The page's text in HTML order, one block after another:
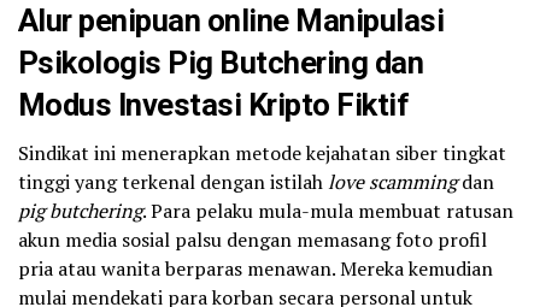
Alur penipuan online Manipulasi
Psikologis Pig Butchering dan
Modus Investasi Kripto Fiktif
Sindikat ini menerapkan metode kejahatan siber tingkat
tinggi yang terkenal dengan istilahlove scammingdan
pig butchering. Para pelaku mula-mula membuat ratusan
akun media sosial palsu dengan memasang foto profil
pria atau wanita berparas menawan. Mereka kemudian
mulai mendekati para korban secara personal untuk